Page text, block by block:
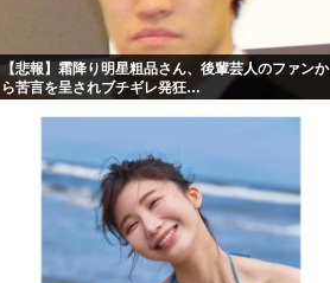
【悲報】霜降り明星粗品さん、後輩芸人のファンか
ら苦言を呈されブチギレ発狂…